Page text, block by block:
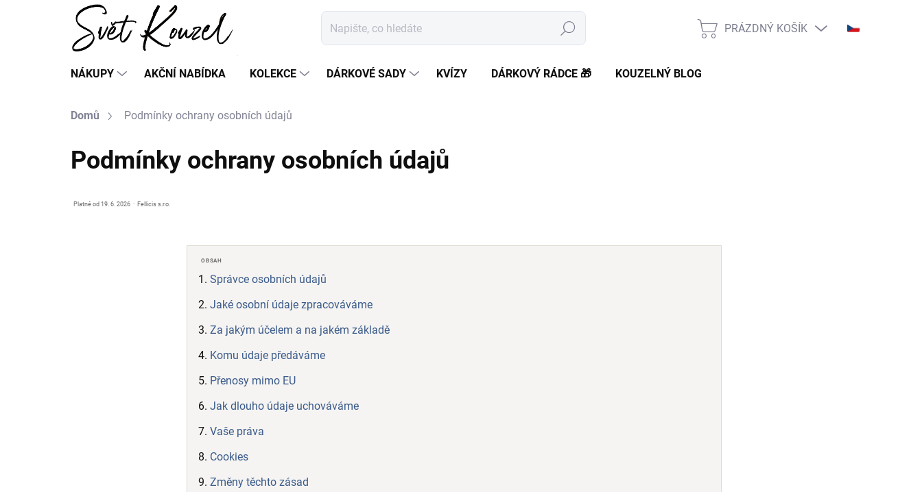
Hledat
NÁKUPNÍ
PRÁZDNÝ KOŠÍK
NÁKUPY AKČNÍ NABÍDKA KOLEKCE DÁRKOVÉ SADY KVÍZY DÁRKOVÝ RÁDCE 🎁 KOUZELNÝ BLOG
Domů Podmínky ochrany osobních údajů
Podmínky ochrany osobních údajů
Platné od 19. 6. 2026 · Fellicis s.r.o.
OBSAH
Správce osobních údajů
Jaké osobní údaje zpracováváme
Za jakým účelem a na jakém základě
Komu údaje předáváme
Přenosy mimo EU
Jak dlouho údaje uchováváme
Vaše práva
Cookies
Změny těchto zásad